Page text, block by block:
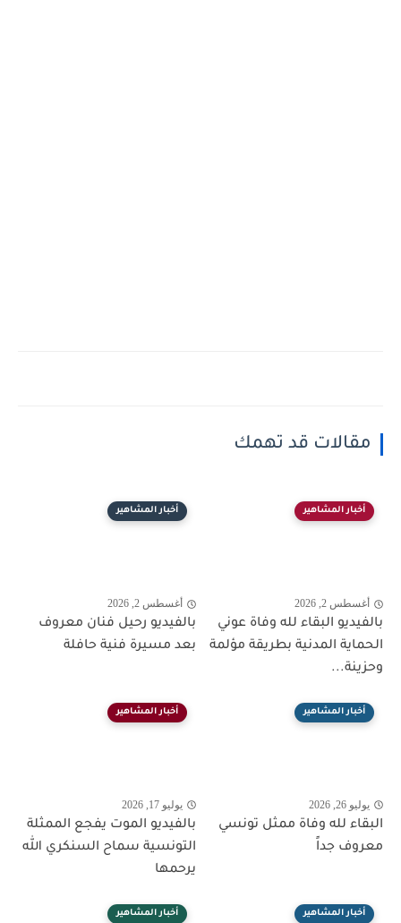
مقالات قد تهمك
أخبار المشاهير
أغسطس 2, 2026
بالفيديو البقاء لله وفاة عوني
الحماية المدنية بطريقة مؤلمة
وحزينة...
أخبار المشاهير
أغسطس 2, 2026
بالفيديو رحيل فنان معروف
بعد مسيرة فنية حافلة
أخبار المشاهير
يوليو 26, 2026
البقاء لله وفاة ممثل تونسي
معروف جداً
أخبار المشاهير
يوليو 17, 2026
بالفيديو الموت يفجع الممثلة
التونسية سماح السنكري الله
يرحمها
أخبار المشاهير أخبار المشاهير